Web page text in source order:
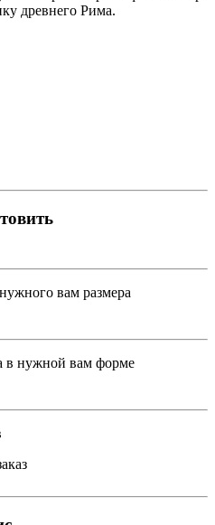
древнего Рима.
вам размера
в нужной вам форме